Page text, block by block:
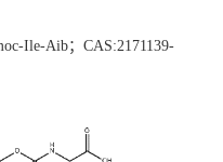
Ile-Aib；CAS:2171139-